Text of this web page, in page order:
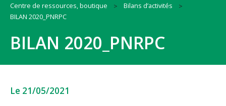
Centre de ressources, boutique
Bilans d’activités
BILAN 2020_PNRPC
BILAN 2020_PNRPC
Le 21/05/2021